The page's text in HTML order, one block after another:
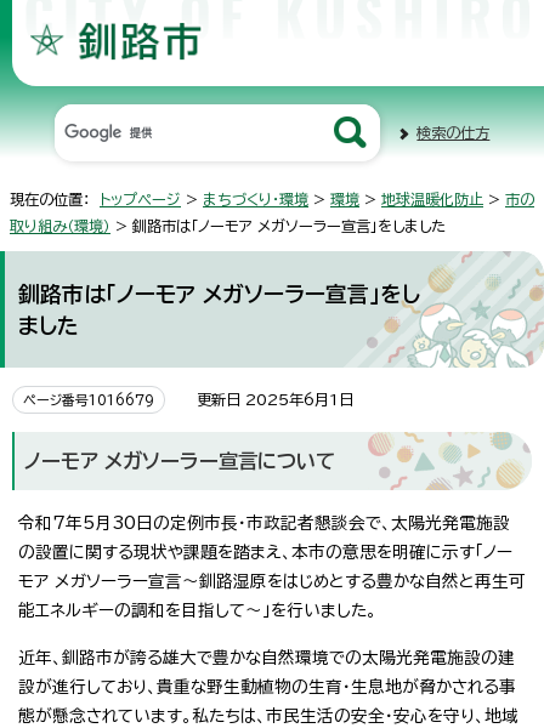
検索の仕方
現在の位置： トップページ > まちづくり・環境 > 環境 > 地球温暖化防止 > 市の
取り組み（環境） > 釧路市は「ノーモア メガソーラー宣言」をしました
釧路市は「ノーモア メガソーラー宣言」をし
ました
ページ番号1016679 更新日 2025年6月1日
ノーモア メガソーラー宣言について
令和7年5月30日の定例市長・市政記者懇談会で、太陽光発電施設
の設置に関する現状や課題を踏まえ、本市の意思を明確に示す「ノー
モア メガソーラー宣言～釧路湿原をはじめとする豊かな自然と再生可
能エネルギーの調和を目指して～」を行いました。
近年、釧路市が誇る雄大で豊かな自然環境での太陽光発電施設の建
設が進行しており、貴重な野生動植物の生育・生息地が脅かされる事
態が懸念されています。私たちは、市民生活の安全・安心を守り、地域